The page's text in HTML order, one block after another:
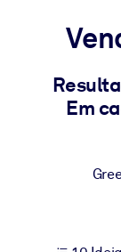
Para LMS/
Leve
resultados de
Para
Em